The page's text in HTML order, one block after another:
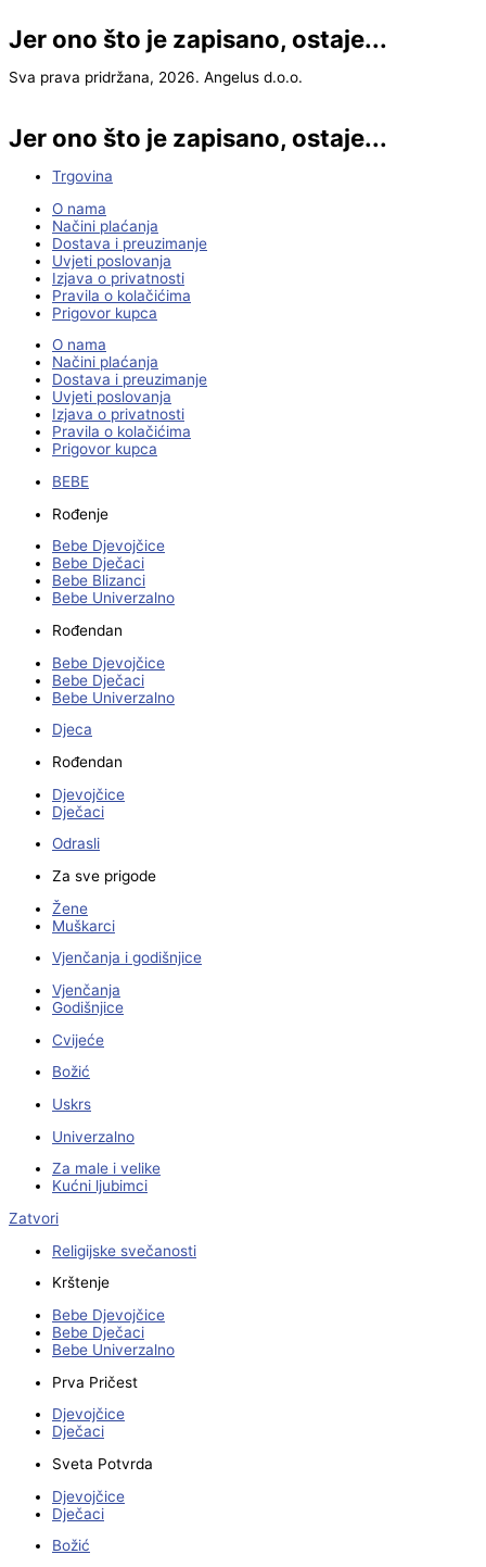
Jer ono što je zapisano, ostaje...
Sva prava pridržana, 2026. Angelus d.o.o.
Jer ono što je zapisano, ostaje...
Trgovina
O nama
Načini plaćanja
Dostava i preuzimanje
Uvjeti poslovanja
Izjava o privatnosti
Pravila o kolačićima
Prigovor kupca
O nama
Načini plaćanja
Dostava i preuzimanje
Uvjeti poslovanja
Izjava o privatnosti
Pravila o kolačićima
Prigovor kupca
BEBE
Rođenje
Bebe Djevojčice
Bebe Dječaci
Bebe Blizanci
Bebe Univerzalno
Rođendan
Bebe Djevojčice
Bebe Dječaci
Bebe Univerzalno
Djeca
Rođendan
Djevojčice
Dječaci
Odrasli
Za sve prigode
Žene
Muškarci
Vjenčanja i godišnjice
Vjenčanja
Godišnjice
Cvijeće
Božić
Uskrs
Univerzalno
Za male i velike
Kućni ljubimci
Zatvori
Religijske svečanosti
Krštenje
Bebe Djevojčice
Bebe Dječaci
Bebe Univerzalno
Prva Pričest
Djevojčice
Dječaci
Sveta Potvrda
Djevojčice
Dječaci
Božić